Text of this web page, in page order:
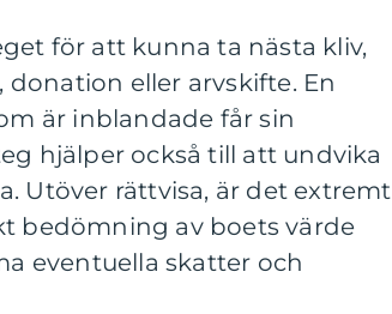
för att kunna ta nästa kliv,
eller arvskifte. En
är inblandade får sin
hjälper också till att undvika
Utöver rättvisa, är det extremt
bedömning av boets värde
eventuella skatter och